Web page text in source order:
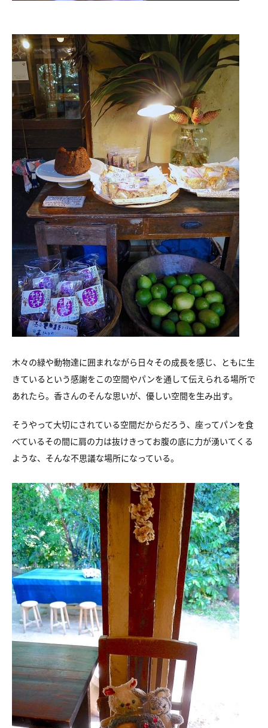
木々の緑や動物達に囲まれながら 日々その成長を感じ、ともに生
きているという感謝をこの空間やパンを通して伝えられる場所で
あれたら。 香さんのそんな思いが、優しい空間を生み出す。
そうやって大切にされている空間だからだろう、 座ってパンを食
べているその間に肩の力は抜けきってお腹の底に力が湧いてくる
ような、 そんな不思議な場所になっている。